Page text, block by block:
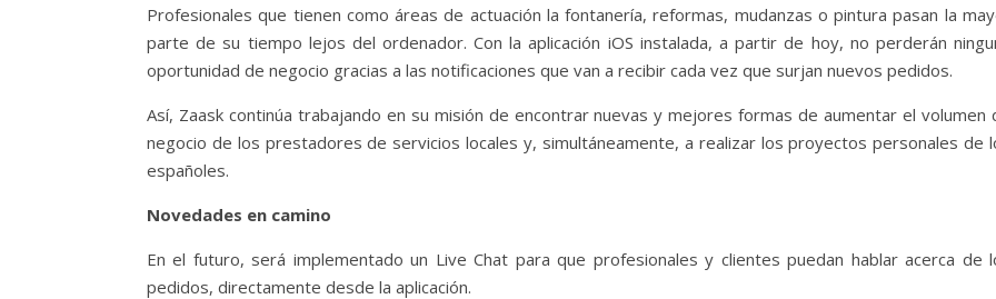
Profesionales que tienen como áreas de actuación la fontanería, reformas, mudanzas o pintura pasan la
parte de su tiempo lejos del ordenador. Con la aplicación iOS instalada, a partir de hoy, no perderán
oportunidad de negocio gracias a las notificaciones que van a recibir cada vez que surjan nuevos pedidos.
Así, Zaask continúa trabajando en su misión de encontrar nuevas y mejores formas de aumentar el volumen
negocio de los prestadores de servicios locales y, simultáneamente, a realizar los proyectos personales de
españoles.
Novedades en camino
En el futuro, será implementado un Live Chat para que profesionales y clientes puedan hablar acerca de
pedidos, directamente desde la aplicación.